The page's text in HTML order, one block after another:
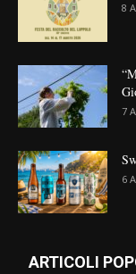
8
7
6
ARTICOLI